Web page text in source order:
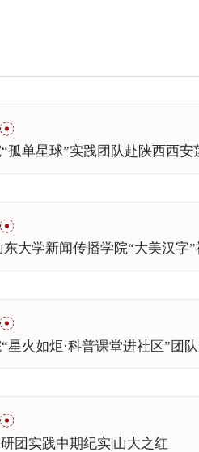
孤单星球”实践团队赴陕西西
大学新闻传播学院“大美汉字
星火如炬·科普课堂进社区”团
团实践中期纪实|山大之红